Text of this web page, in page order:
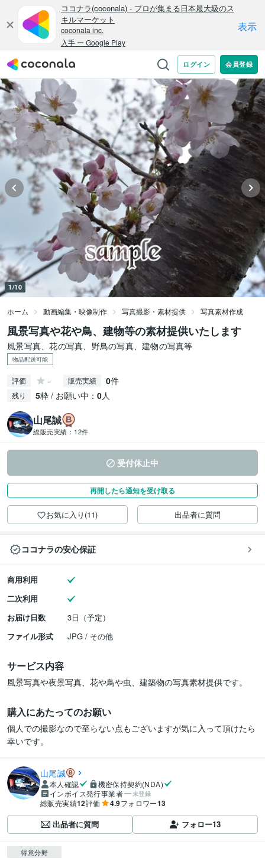
1/10
ホーム 動画編集・映像制作 写真撮影・素材提供 写真素材作成
風景写真や花や鳥、建物等の素材提供いたします
風景写真、花の写真、野鳥の写真、建物の写真等
物品配送可能
評価 - 販売実績 0件
残り 5枠 / お願い中： 0人
山尾誠
総販売実績： 12件
受付休止中
再開したら通知を受け取る
お気に入り(11) 出品者に質問
ココナラの安心保証
商用利用
二次利用
お届け日数
3日（予定）
ファイル形式
JPG / その他
サービス内容
風景写真や夜景写真、花や鳥や虫、建築物の写真素材提供です。
購入にあたってのお願い
個人での撮影なので至らない点もございますが気に入って頂けたら
幸いです。
山尾誠
本人確認
機密保持契約(NDA)
インボイス発行事業者
未登録
総販売実績12評価 4.9フォロワー13
出品者に質問 フォロー13
得意分野